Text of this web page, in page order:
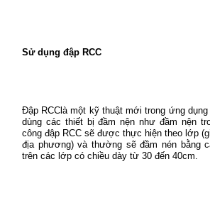
Sử dụng đập RCC
Đập RCClà một kỹ thuật mới trong ứng
dùng các thiết bị đầm nện như đầm nện
công đập RCC sẽ được thực hiện theo lớp
địa phương) và thường sẽ đầm nén bằng
trên các lớp có chiều dày từ 30 đến 40cm.